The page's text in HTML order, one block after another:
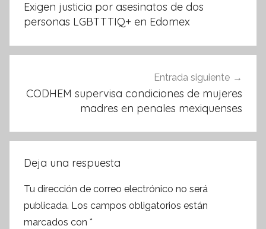
k
entradas
Exigen justicia por asesinatos de dos
personas LGBTTTIQ+ en Edomex
Entrada siguiente
CODHEM supervisa condiciones de mujeres
madres en penales mexiquenses
Deja una respuesta
Tu dirección de correo electrónico no será
publicada. Los campos obligatorios están
marcados con *